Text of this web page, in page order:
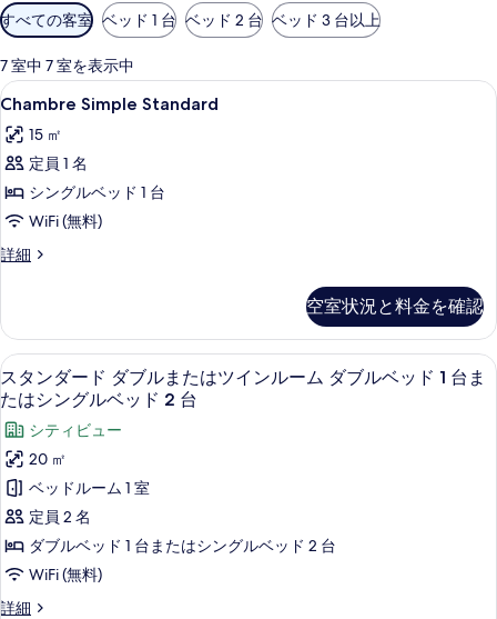
利
用
可
能
な
客
室
の
り
込
件
すべての客室 ベッド 1 台 ベッド 2 台 ベッド 3 台以上
7 室中 7 室を表示中
Chambre
Simple
Standard
の
す
べ
て
真
を
表
示
す
る
Chambre Simple Standard | セーフ
6
Chambre Simple Standard
15 ㎡
定員 1 名
シングルベッド 1 台
WiFi (無料)
詳細
Chambre
詳
細
空室状況と料金を確認
ス
タ
ン
ダ
ー
ド
ダ
ブ
ル
セーフティボックス (室内)、遮光カ
13
スタンダード ダブルまたはツインルーム ダブルベッド 1 台ま
たはシングルベッド 2 台
シティビュー
20 ㎡
ベッドルーム 1 室
定員 2 名
ダブルベッド 1 台またはシングルベッド 2 台
WiFi (無料)
詳細
ス